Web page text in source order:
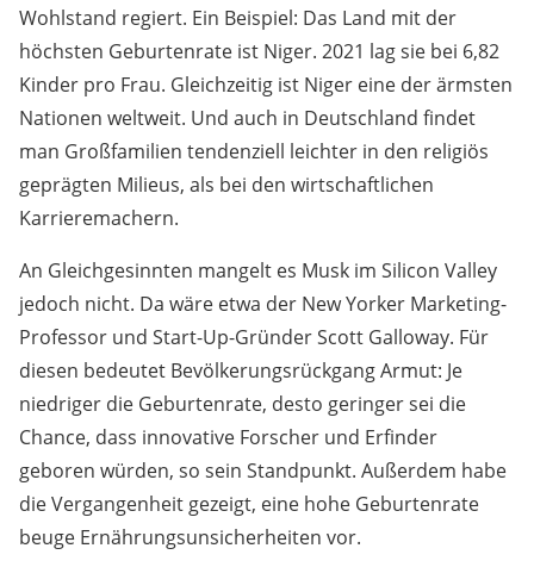
Wohlstand regiert. Ein Beispiel: Das Land mit der
höchsten Geburtenrate ist Niger. 2021 lag sie bei 6,82
Kinder pro Frau. Gleichzeitig ist Niger eine der ärmsten
Nationen weltweit. Und auch in Deutschland findet
man Großfamilien tendenziell leichter in den religiös
geprägten Milieus, als bei den wirtschaftlichen
Karrieremachern.
An Gleichgesinnten mangelt es Musk im Silicon Valley
jedoch nicht. Da wäre etwa der New Yorker Marketing-
Professor und Start-Up-Gründer Scott Galloway. Für
diesen bedeutet Bevölkerungsrückgang Armut: Je
niedriger die Geburtenrate, desto geringer sei die
Chance, dass innovative Forscher und Erfinder
geboren würden, so sein Standpunkt. Außerdem habe
die Vergangenheit gezeigt, eine hohe Geburtenrate
beuge Ernährungsunsicherheiten vor.